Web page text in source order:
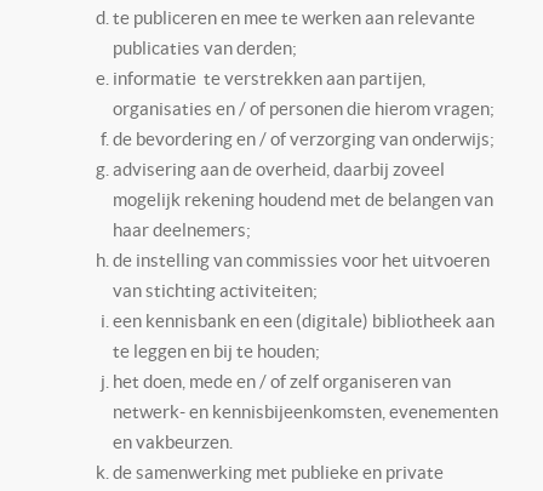
te publiceren en mee te werken aan relevante
publicaties van derden;
informatie te verstrekken aan partijen,
organisaties en / of personen die hierom vragen;
de bevordering en / of verzorging van onderwijs;
advisering aan de overheid, daarbij zoveel
mogelijk rekening houdend met de belangen van
haar deelnemers;
de instelling van commissies voor het uitvoeren
van stichting activiteiten;
een kennisbank en een (digitale) bibliotheek aan
te leggen en bij te houden;
het doen, mede en / of zelf organiseren van
netwerk- en kennisbijeenkomsten, evenementen
en vakbeurzen.
de samenwerking met publieke en private